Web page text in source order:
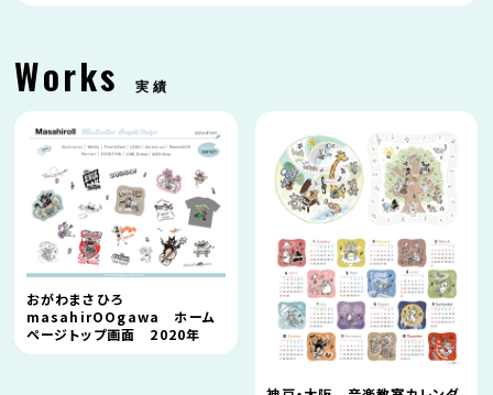
Works 実績
おがわまさひろ
masahirOOgawa ホーム
ページトップ画面 2020年